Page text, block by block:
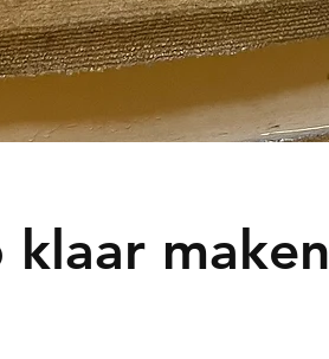
maken